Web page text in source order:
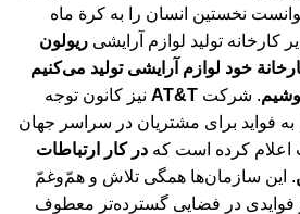
نخستین انسان را به کرة ماه
کارخانه تولید لوازم آرایشی ریولون
خود لوازم آرایشی تولید می‌کنیم
. شرکت AT&T نیز کانون توجه
فواید برای مشتریان در سراسر جهان
کرده است که در کار ارتباطات
. این سازمان‌ها همگی تلاش و همّ‌وغمّ
و فوایدی در فضایی گسترده‌تر معطوف